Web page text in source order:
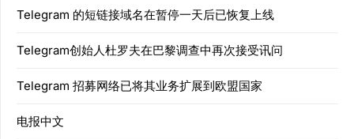
Telegram 的短链接域名在暂停一天后已恢复上线
Telegram创始人杜罗夫在巴黎调查中再次接受讯问
Telegram 招募网络已将其业务扩展到欧盟国家
电报中文